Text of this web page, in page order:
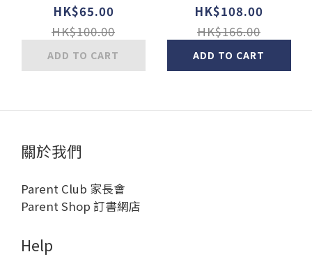
HK$65.00
HK$100.00
ADD TO CART
HK$108.00
HK$166.00
ADD TO CART
關於我們
Parent Club 家長會
Parent Shop 訂書網店
Help